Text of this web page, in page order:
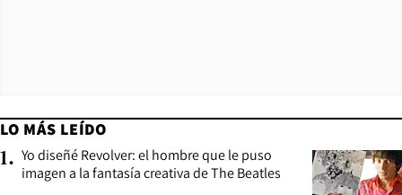
LO MÁS LEÍDO
1. Yo diseñé Revolver: el hombre que le puso
imagen a la fantasía creativa de The Beatles